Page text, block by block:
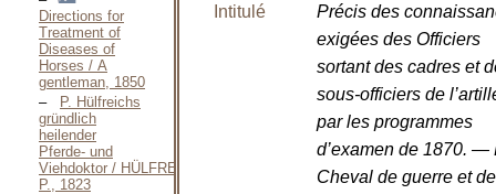
Directions for
Treatment of
Diseases of
Horses / A
gentleman, 1850
P. Hülfreichs
gründlich
heilender
Pferde- und
Viehdoktor / HÜLFREICH
P., 1823
Intitulé
Précis des
exigées des Officiers
sortant des cadres et
sous-officiers de
par les programmes
d’examen de 1870. —
Cheval de guerre et